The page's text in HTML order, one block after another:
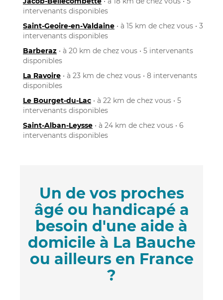
intervenants disponibles
Saint-Geoire-en-Valdaine • à 15 km de chez vous • 3
intervenants disponibles
Barberaz • à 20 km de chez vous • 5 intervenants
disponibles
La Ravoire • à 23 km de chez vous • 8 intervenants
disponibles
Le Bourget-du-Lac • à 22 km de chez vous • 5
intervenants disponibles
Saint-Alban-Leysse • à 24 km de chez vous • 6
intervenants disponibles
Un de vos proches
âgé ou handicapé a
besoin d'une aide à
domicile à La Bauche
ou ailleurs en France
?